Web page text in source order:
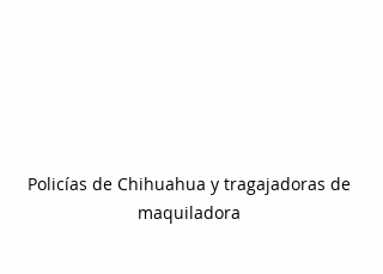
Policías de Chihuahua y tragajadoras de
maquiladora